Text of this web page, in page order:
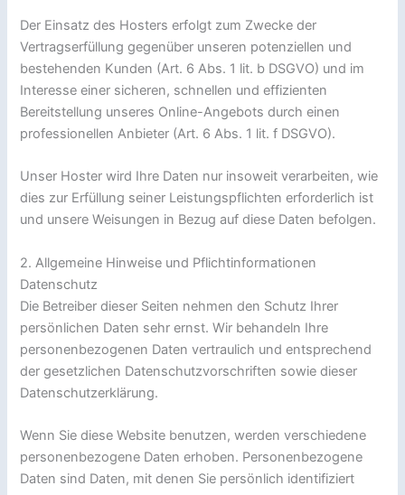
Der Einsatz des Hosters erfolgt zum Zwecke der
Vertragserfüllung gegenüber unseren potenziellen und
bestehenden Kunden (Art. 6 Abs. 1 lit. b DSGVO) und im
Interesse einer sicheren, schnellen und effizienten
Bereitstellung unseres Online-Angebots durch einen
professionellen Anbieter (Art. 6 Abs. 1 lit. f DSGVO).
Unser Hoster wird Ihre Daten nur insoweit verarbeiten, wie
dies zur Erfüllung seiner Leistungspflichten erforderlich ist
und unsere Weisungen in Bezug auf diese Daten befolgen.
2. Allgemeine Hinweise und Pflichtinformationen
Datenschutz
Die Betreiber dieser Seiten nehmen den Schutz Ihrer
persönlichen Daten sehr ernst. Wir behandeln Ihre
personenbezogenen Daten vertraulich und entsprechend
der gesetzlichen Datenschutzvorschriften sowie dieser
Datenschutzerklärung.
Wenn Sie diese Website benutzen, werden verschiedene
personenbezogene Daten erhoben. Personenbezogene
Daten sind Daten, mit denen Sie persönlich identifiziert